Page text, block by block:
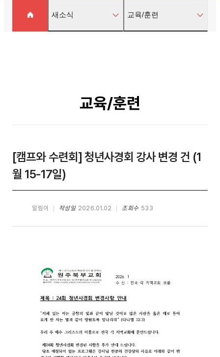
새소식 교육/훈련
교육/훈련
[캠프와 수련회] 청년사경회 강사 변경 건 (1
월 15-17일)
알림이 작성일 2026.01.02 조회수 533